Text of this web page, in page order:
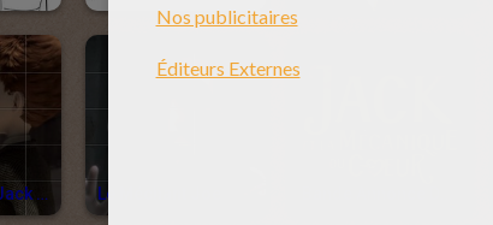
Le Baiser De Jack Et Miss Acacia Le Méchant Joe